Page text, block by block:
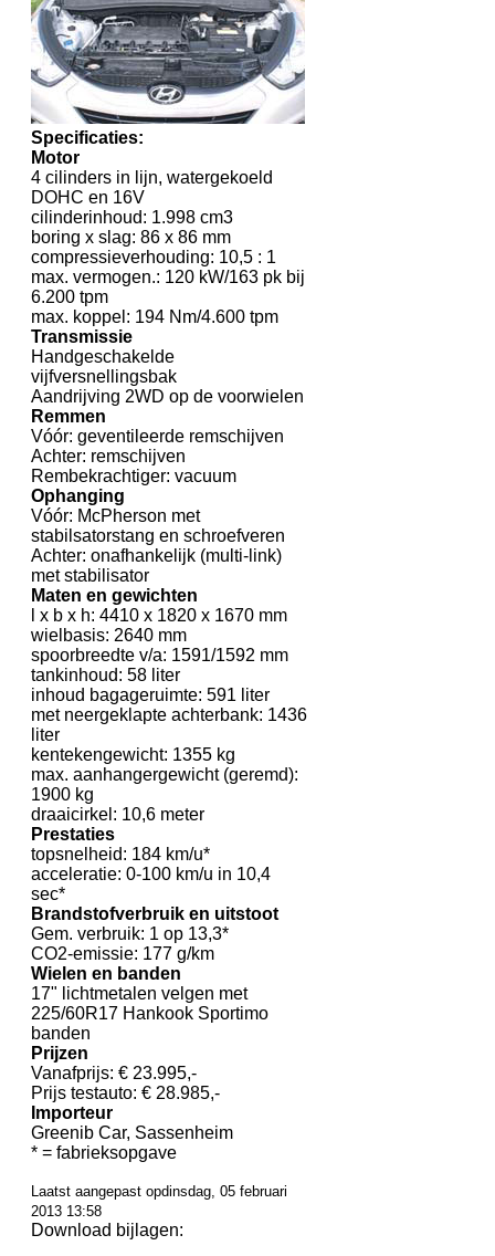
Specificaties:
Motor
4 cilinders in lijn, watergekoeld
DOHC en 16V
cilinderinhoud: 1.998 cm3
boring x slag: 86 x 86 mm
compressieverhouding: 10,5 : 1
max. vermogen.: 120 kW/163 pk bij
6.200 tpm
max. koppel: 194 Nm/4.600 tpm
Transmissie
Handgeschakelde
vijfversnellingsbak
Aandrijving 2WD op de voorwielen
Remmen
Vóór: geventileerde remschijven
Achter: remschijven
Rembekrachtiger: vacuum
Ophanging
Vóór: McPherson met
stabilsatorstang en schroefveren
Achter: onafhankelijk (multi-link)
met stabilisator
Maten en gewichten
l x b x h: 4410 x 1820 x 1670 mm
wielbasis: 2640 mm
spoorbreedte v/a: 1591/1592 mm
tankinhoud: 58 liter
inhoud bagageruimte: 591 liter
met neergeklapte achterbank: 1436
liter
kentekengewicht: 1355 kg
max. aanhangergewicht (geremd):
1900 kg
draaicirkel: 10,6 meter
Prestaties
topsnelheid: 184 km/u*
acceleratie: 0-100 km/u in 10,4
sec*
Brandstofverbruik en uitstoot
Gem. verbruik: 1 op 13,3*
CO2-emissie: 177 g/km
Wielen en banden
17" lichtmetalen velgen met
225/60R17 Hankook Sportimo
banden
Prijzen
Vanafprijs: € 23.995,-
Prijs testauto: € 28.985,-
Importeur
Greenib Car, Sassenheim
* = fabrieksopgave
Laatst aangepast opdinsdag, 05 februari
2013 13:58
Download bijlagen: